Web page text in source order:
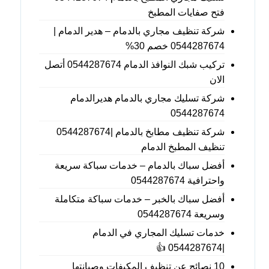
فتح صفايات المطبخ
شركة تنظيف مجاري بالدمام – هدير الدمام |
0544287674 خصم 30%
تركيب شبك النوافذ الدمام 0544287674 أتصل
الان
شركة تسليك مجاري بالدمام هديرالدمام
0544287674
شركة تنظيف مطابخ بالدمام |0544287674
تنظيف المطبخ الدمام
أفضل سباك بالدمام – خدمات سباكة سريعة
واحترافية 0544287674
أفضل سباك بالخبر – خدمات سباكة متكاملة
وسريعة 0544287674
خدمات تسليك المجاري في الدمام
10 نصائح عن تنظيف المكيفات وصيانتها